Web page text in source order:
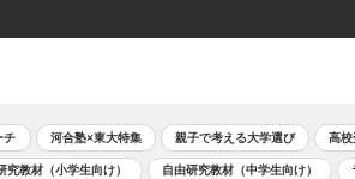
チ 河合塾×東大特集 親子で考える大学選び 高校
究教材（小学生向け） 自由研究教材（中学生向け）